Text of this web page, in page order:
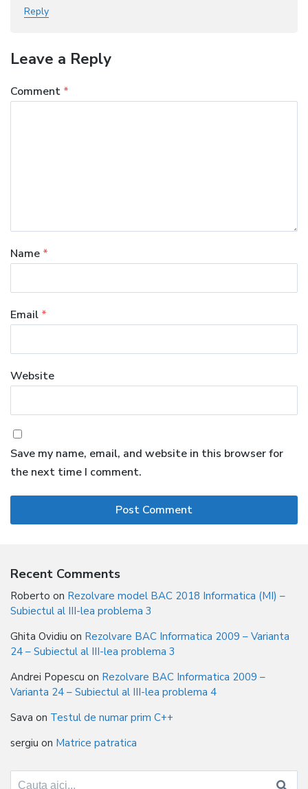
Reply
Leave a Reply
Comment *
Name *
Email *
Website
Save my name, email, and website in this browser for
the next time I comment.
Recent Comments
Roberto on Rezolvare model BAC 2018 Informatica (MI) –
Subiectul al III-lea problema 3
Ghita Ovidiu on Rezolvare BAC Informatica 2009 – Varianta
24 – Subiectul al III-lea problema 3
Andrei Popescu on Rezolvare BAC Informatica 2009 –
Varianta 24 – Subiectul al III-lea problema 4
Sava on Testul de numar prim C++
sergiu on Matrice patratica
Search